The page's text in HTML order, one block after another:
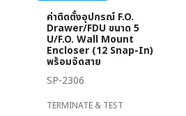
ค่าติดตั้งอุปกรณ์ F.O.
Drawer/FDU ขนาด 5
U/F.O. Wall Mount
Encloser (12 Snap-In)
พร้อมจัดสาย
SP-2306
TERMINATE & TEST